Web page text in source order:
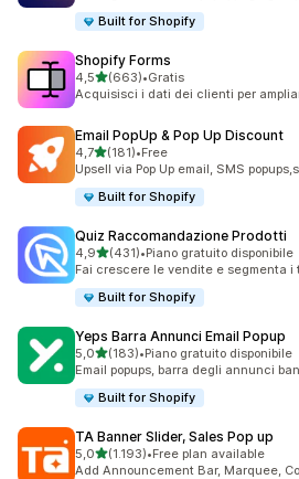
Built for Shopify
Shopify Forms
4,5stelle su 5
(663)
663 recensioni totali
•Gratis
Acquisisci i dati dei clienti per
Email PopUp & Pop Up Discount
4,7stelle su 5
(181)
181 recensioni totali
•Free
Upsell via Pop Up email, SMS
Built for Shopify
Quiz Raccomandazione Prodotti
4,9stelle su 5
(431)
431 recensioni totali
•Piano gratuito disponibile
Fai crescere le vendite e segmenta i
Built for Shopify
Yeps Barra Annunci Email Popup
5,0stelle su 5
(183)
183 recensioni totali
•Piano gratuito disponibile
Email popups, barra degli annunci
Built for Shopify
TA Banner Slider, Sales Pop up
5,0stelle su 5
(1.193)
1193 recensioni totali
•Free plan available
Add Announcement Bar, Marquee,